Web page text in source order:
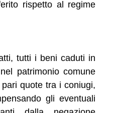
rispetto al regime
tutti i beni caduti in
patrimonio comune
quote tra i coniugi,
gli eventuali